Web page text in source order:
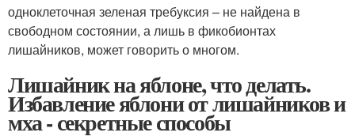
одноклеточная зеленая требуксия – не найдена в
свободном состоянии, а лишь в фикобионтах
лишайников, может говорить о многом.
Лишайник на яблоне, что делать.
Избавление яблони от лишайников и
мха - секретные способы